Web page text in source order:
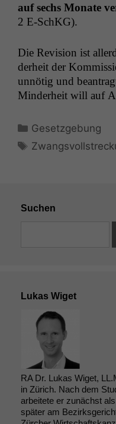
auf sechs Monate
2 E‑SchKG).
Die Revi­sion ist
der­heit der
unnötig und
Min­der­heit will auf
Kategorien
Gesetzgebung
Schlagwörter
Suchen
Lukas Wiget
RA Dr. Lukas Wiget,
in Zürich. Nach dem
arbeitete er zunächst
später am